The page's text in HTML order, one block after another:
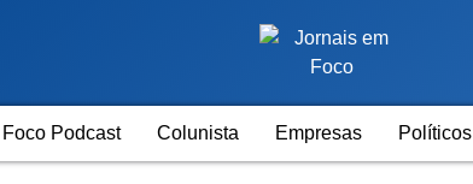
Foco Podcast Colunista Empresas Políticos